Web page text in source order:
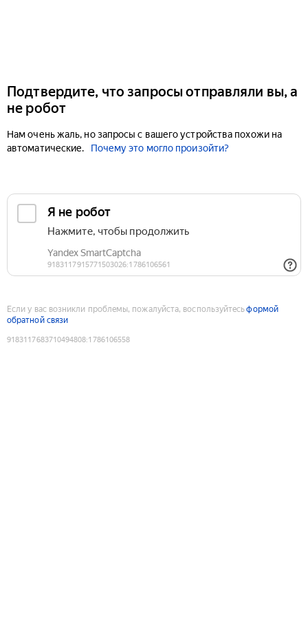
Подтвердите, что запросы отправляли вы, а
не робот
Нам очень жаль, но запросы с вашего устройства похожи на
автоматические.
Почему это могло произойти?
Если у вас возникли проблемы, пожалуйста, воспользуйтесьформой
обратной связи
9183117683710494808:1786106558